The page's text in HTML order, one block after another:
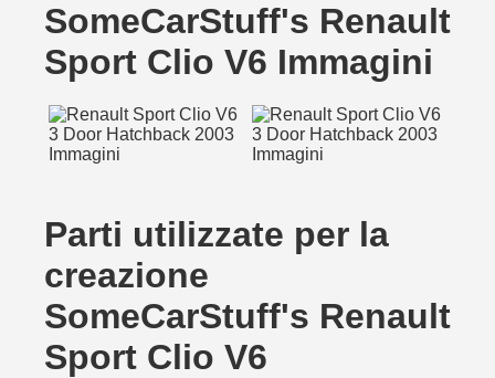
SomeCarStuff's Renault
Sport Clio V6 Immagini
Parti utilizzate per la
creazione
SomeCarStuff's Renault
Sport Clio V6